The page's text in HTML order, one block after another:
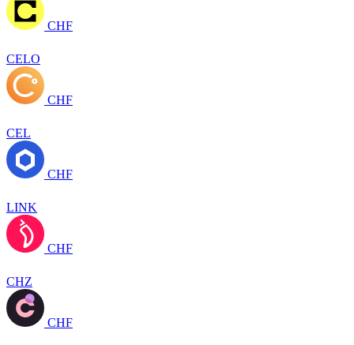
CHF
CELO
CHF
CEL
CHF
LINK
CHF
CHZ
CHF